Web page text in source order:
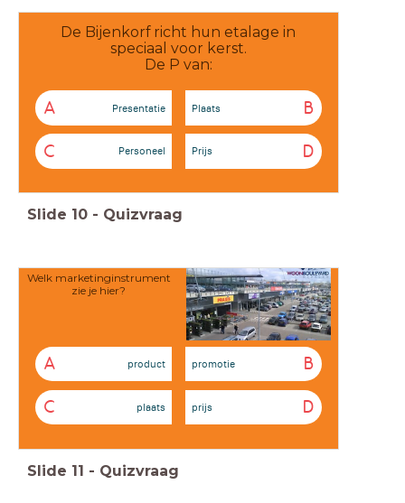
De Bijenkorf richt hun etalage in
speciaal voor kerst.
De P van:
A Presentatie B
Plaats
C Personeel D
Prijs
Slide 10 - Quizvraag
Welk marketinginstrument
zie je hier?
A product B
promotie
C plaats D
prijs
Slide 11 - Quizvraag